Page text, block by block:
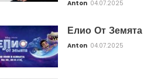
Anton 04.07.2025
Елио От Земята
Anton 04.07.2025